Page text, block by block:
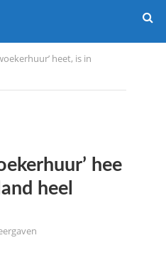
heet, is in
hee
heel